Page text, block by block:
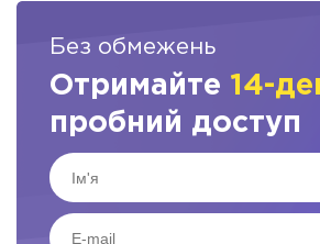
Без обмежень
Отримайте 14-
пробний доступ